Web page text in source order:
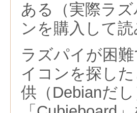
ある（実際ラ
ンを購入して
ラズパイが困
イコンを探し
供（Debianだ